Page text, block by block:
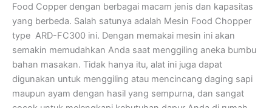
Food Copper dengan berbagai macam jenis dan kapasitas
yang berbeda. Salah satunya adalah Mesin Food Chopper
type ARD-FC300 ini. Dengan memakai mesin ini akan
semakin memudahkan Anda saat menggiling aneka bumbu
bahan masakan. Tidak hanya itu, alat ini juga dapat
digunakan untuk menggiling atau mencincang daging sapi
maupun ayam dengan hasil yang sempurna, dan sangat